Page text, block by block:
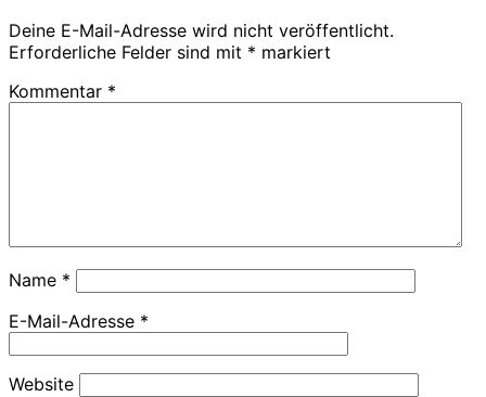
Deine E-Mail-Adresse wird nicht veröffentlicht.
Erforderliche Felder sind mit * markiert
Kommentar *
Name *
E-Mail-Adresse *
Website